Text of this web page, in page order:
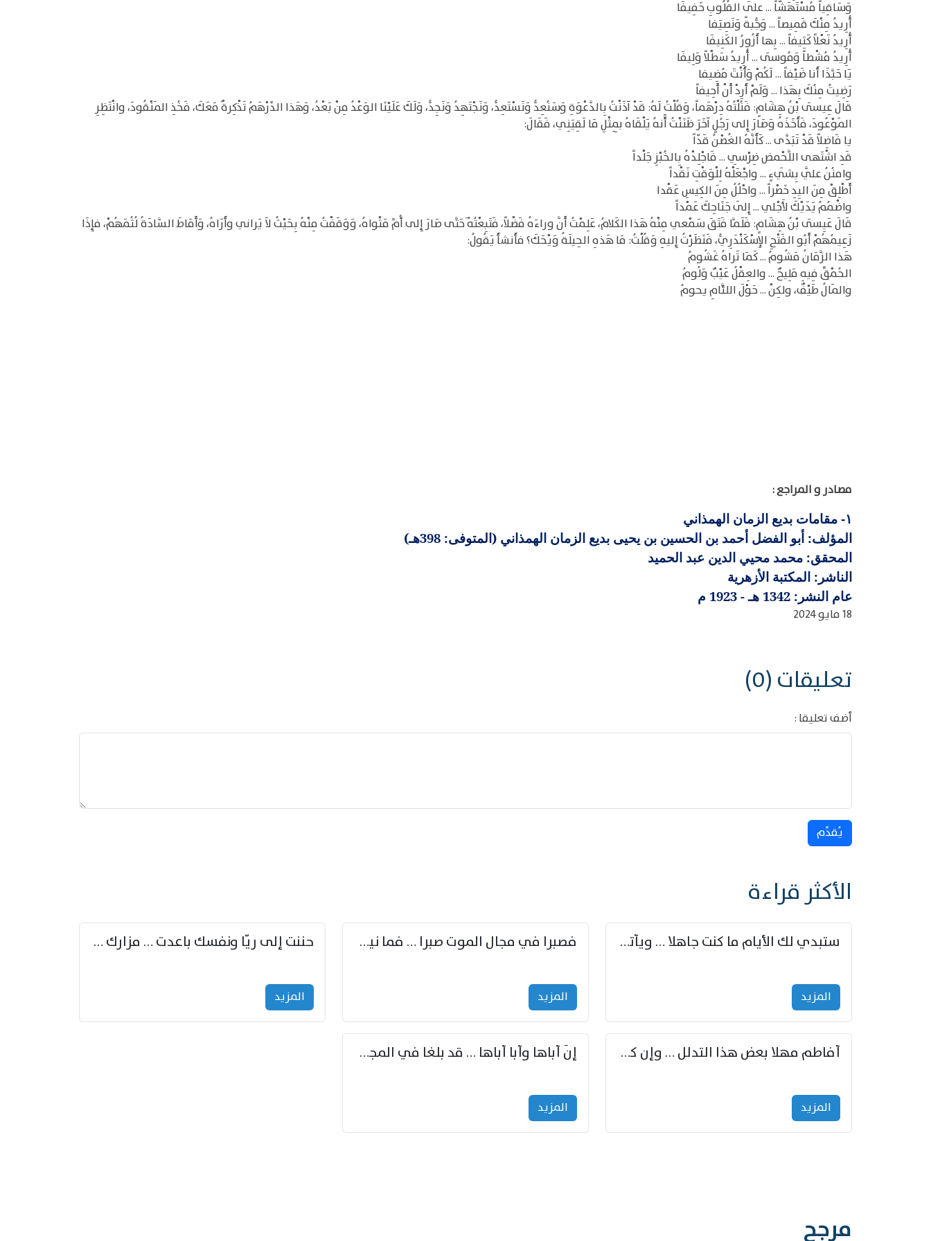
وَسَاقِياً مُسْتَهَشّاً ... علَى القُلُوبِ خَفِيفَا
أُرِيدُ مِنْكَ قَمِيصاً ... وَجُّبةً وَنَصِيَفا
أُرِيدُ نَعْلاً كَثِيفاً ... بِها أَزُورُ الكَنِيفَا
أُرِيدُ مُشْطاً وَمُوسَى ... أُرِيدُ سَطْلاً وَلِيفَا
يَا حَبَّذَا أَنا ضَيْفاً ... لَكُمْ وَأَنْتَ مُضِيفا
رَضِيتُ مِنُكَ بِهَذا ... وَلَمْ أَرِدْ أَنْ أَحِيفاً
قَالَ عِيسَى بْنُ هِشَامٍ: فَنُلْتُهُ دِرْهَماً، وَقُلْتُ لَهُ: قَدْ آذَنْتُ بِالدَّعْوَةِ وَسَنُعِدُّ وَنَسْتَعِدُّ، وَنَجْتَهِدُ وَنَجِدُّ، وَلَكَ عَلَيْنَا الوَعْدُ مِنْ بَعْدُ، وَهَذا الدِّرْهَمُ تَذْكِرةٌ مَعَكَ، فَخُذِ المَنْقُودَ، وانْتَظِرِ
المَوْعُودَ، فَأَخَذَهُ وَصَارَ إِلى رَجُلٍ آخَرَ ظَنَنْتُ أََّنهُ يَلْقَاهُ بِمِثْلِ مَا لَقِيَنِي، فَقَالَ:
يا فَاضِلاً قَدْ تَبَدَّى ... كَأَنَّهُ الغُصْنُ قَدّاً
قَدِ اشْتَهى اللَّحْمض ضِرْسِي ... فَاجْلِدْهُ بِالخُبْزِ جَلْداً
وامنُنُ علَّي بِشَيءٍ ... واجْعَلْهُ لِلْوَقْتِ نَقْداً
أَطْلِقْ مِنَ اليِدِ خَصْراً ... واحْلُلُ مِنَ الكِيسِ عَقْدا
واضْمُمُ يَدَيْكَ لأَجْلي ... إِلَى جَنَاحِكَ عَمْداً
قَالَ عَيِسَى بْنُ هِشَامٍ: فَلَمَّا فَتَقَ سَمْعي مِنْهُ هَذا الكَلامُ، عَلِمْتُ أَنَّ وراءَهُ فَضْلاً، فَتَبِعْتُهُ َحَتَّى صَارَ إِلى أُمِّ مَثْواهُ، وَوَقَفْتُ مِنْهُ بِحَيْثُ لاَ يَراني وأَرَاهُ، وَأَمَاطَ السَّادَةُ لُثُمَهُمْ، فإِذَا
زَعِيمُهُمْ أَبُو الفَتْحِ الإِسْكَنْدَرِيُّ، فَنَظَرْتُ إِليهِ وَقُلْتُ: مَا هَذهِ الحِيلَةُ وَيْحَكَ؟ فأَنشأَ يَقُولُ:
هَذا الزَّمَانُ مَشُومُ ... كَمَا تَراهُ غَشُومُ
الحُمْقًَ فِيهِ مَلِيحٌ ... والعِقْلُ عَيْبٌ وَلُومُ
والمَالُ طَيْفٌ، ولكِنْ ... حَوْلَ اللئَّامِ يحومُ
مصادر و المراجع :
١-
مقامات بديع الزمان الهمذاني
المؤلف: أبو الفضل أحمد بن الحسين بن يحيى بديع الزمان الهمذاني (المتوفى: 398هـ)
المحقق: محمد محيي الدين عبد الحميد
الناشر: المكتبة الأزهرية
عام النشر: 1342 هـ - 1923 م
18 مايو 2024
تعليقات (0)
أضف تعليقا :
يُقدِّم
الأكثر قراءة
ستبدي لك الأيام ما كنت جاهلا … ويأتيك بالأخبار من لم تزوّد
المزید
فصبرا في مجال الموت صبرا … فما نيل الخلود بمستطاع
المزید
حننت إلى ريّا ونفسك باعدت … مزارك من ريّا وشعباكما معا
المزید
أفاطم مهلا بعض هذا التدلل … وإن كنت قد أزمعت صرمي فأجملي
المزید
إنّ أباها وأبا أباها … قد بلغا في المجد غايتاها
المزید
مرجح